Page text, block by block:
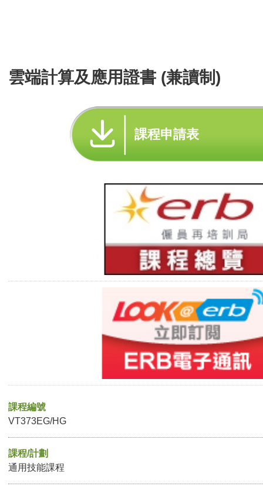
雲端計算及應用證書 (兼讀制)
課程申請表
課程編號
VT373EG/HG
課程/計劃
通用技能課程